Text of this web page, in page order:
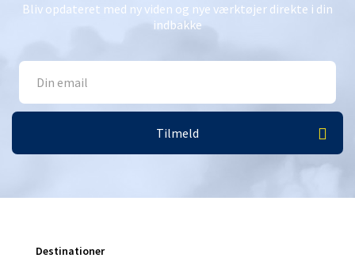
Bliv opdateret med ny viden og nye værktøjer direkte i din
indbakke
Destinationer